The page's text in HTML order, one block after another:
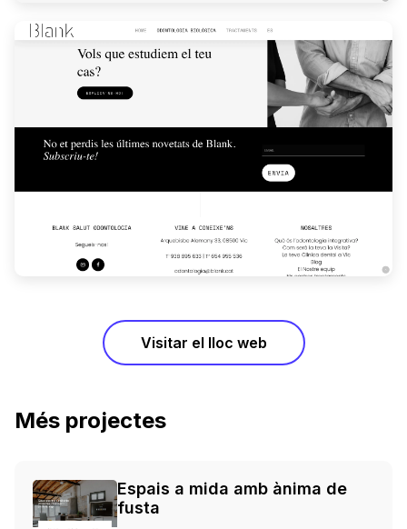
Visitar el lloc web
Més projectes
Espais a mida amb ànima de
fusta